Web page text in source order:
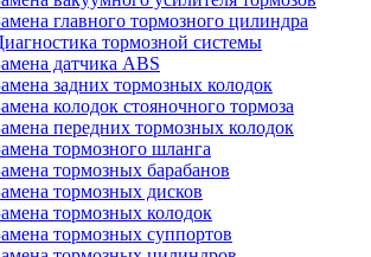
главного тормозного цилиндра
тормозной системы
датчика ABS
задних тормозных колодок
колодок стояночного тормоза
передних тормозных колодок
тормозного шланга
тормозных барабанов
тормозных дисков
тормозных колодок
тормозных суппортов